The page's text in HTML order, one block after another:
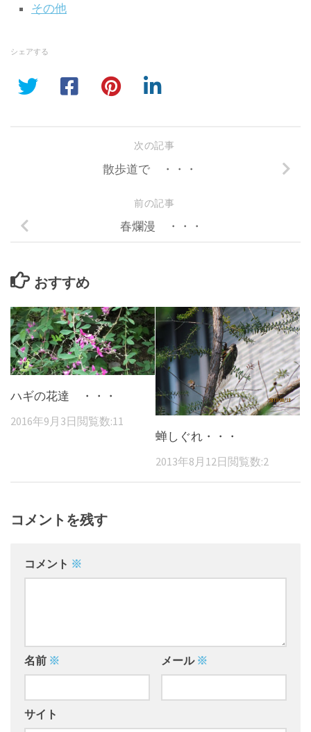
その他
シェアする
次の記事
散歩道で ・・・
前の記事
春爛漫 ・・・
おすすめ
ハギの花達 ・・・
2016年9月3日 閲覧数:11
蝉しぐれ・・・
2013年8月12日 閲覧数:2
コメントを残す
コメント ※
名前 ※ メール ※
サイト